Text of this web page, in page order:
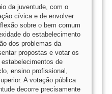
da juventude, com o
cívica e de envolver
sobre o bem comum
do estabelecimento
dos problemas da
propostas e votar os
de
ensino profissional,
A votação pública
decorre precisamente